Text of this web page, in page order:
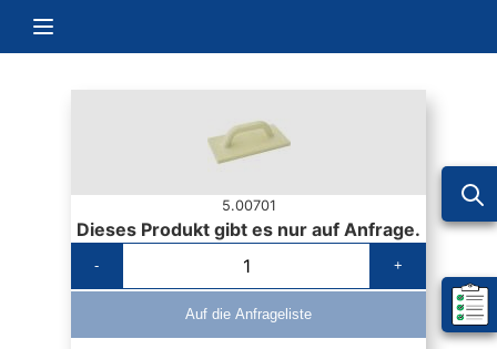
Navigation umschalten
Mein
5.00701
Dieses Produkt gibt es nur auf Anfrage.
- +
Auf die Anfrageliste